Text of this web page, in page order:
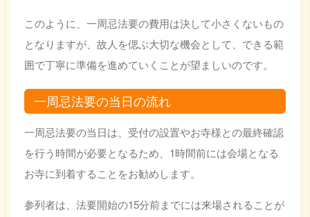
このように、一周忌法要の費用は決して小さくないもの
となりますが、故人を偲ぶ大切な機会として、できる範
囲で丁寧に準備を進めていくことが望ましいのです。
一周忌法要の当日の流れ
一周忌法要の当日は、受付の設置やお寺様との最終確認
を行う時間が必要となるため、1時間前には会場となる
お寺に到着することをお勧めします。
参列者は、法要開始の15分前までには来場されることが